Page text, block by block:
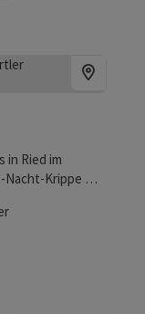
in Ried im
Krippe war
nur zur